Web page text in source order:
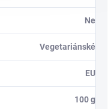
Ne
Vegetariánské
EU
100 g